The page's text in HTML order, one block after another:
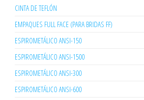
CINTA DE TEFLÓN
EMPAQUES FULL FACE (PARA BRIDAS FF)
ESPIROMETÁLICO ANSI-150
ESPIROMETÁLICO ANSI-1500
ESPIROMETÁLICO ANSI-300
ESPIROMETÁLICO ANSI-600